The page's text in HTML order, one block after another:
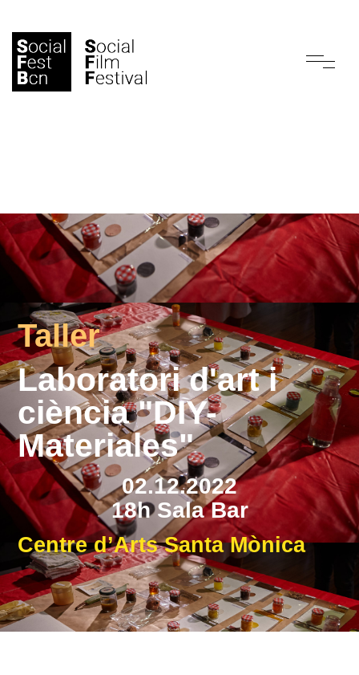
Taller
Laboratori d'art i
ciència "DIY-
Materiales"
02.12.2022
18h Sala Bar
Centre d’Arts Santa Mònica